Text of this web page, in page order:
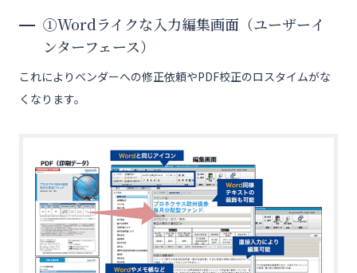
①Wordライクな入力編集画面（ユーザーイ
ンターフェース）
これによりベンダーへの修正依頼やPDF校正のロスタイムがな
くなります。